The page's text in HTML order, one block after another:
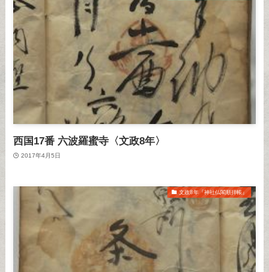
西国17番 六波羅蜜寺〈文政8年〉
2017年4月5日
文政8年『神社仏閣順拝帳』